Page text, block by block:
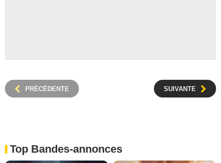
PRÉCÉDENTE SUIVANTE
Top Bandes-annonces